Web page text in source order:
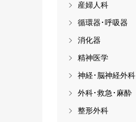
産婦人科
循環器･呼吸器
消化器
精神医学
神経･脳神経外科
外科･救急･麻酔
整形外科